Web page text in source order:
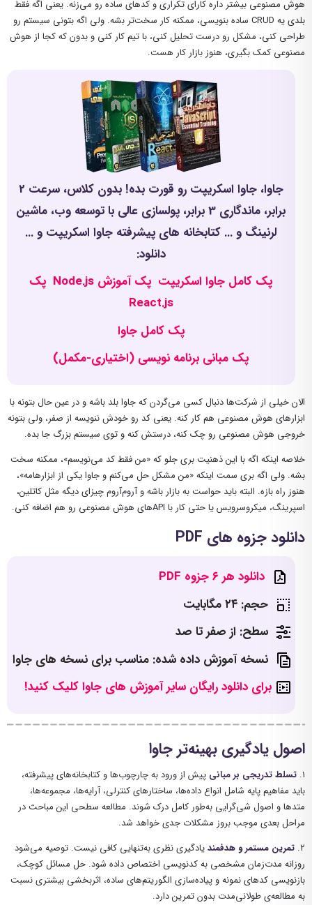
هوش مصنوعی بیشتر داره کارای تکراری و کدهای ساده رو می‌زنه. یعنی اگه فقط
بلدی یه CRUD ساده بنویسی، ممکنه کار سخت‌تر بشه. ولی اگه بتونی سیستم رو
طراحی کنی، مشکل رو درست تحلیل کنی، با تیم کار کنی و بدون که کجا از هوش
مصنوعی کمک بگیری، هنوز بازار کار هست.
جاوا، جاوا اسکریپت رو قورت بده! بدون کلاس، سرعت 2
برابر، ماندگاری 3 برابر، پولسازی عالی با توسعه وب، ماشین
لرنینگ و ... کتابخانه های پیشرفته جاوا اسکریپت و ...
دانلود:
پک کامل جاوا اسکریپت پک آموزش Node.js
پک
React.js
پک کامل جاوا
پک مبانی برنامه نویسی (اختیاری-مکمل)
الان خیلی از شرکت‌ها دنبال کسی می‌گردن که جاوا بلد باشه و در عین حال بتونه با
ابزارهای هوش مصنوعی هم کار کنه. یعنی کد رو خودش ننویسه از صفر، ولی بتونه
خروجی هوش مصنوعی رو چک کنه، درستش کنه و توی سیستم بزرگ جا بده.
خلاصه اینکه اگه با این ذهنیت بری جلو که «من فقط کد می‌نویسم»، ممکنه سخت
بشه. ولی اگه بری سمت اینکه «من مشکل حل می‌کنم و جاوا یکی از ابزارهامه»،
هنوز راه بازه. البته باید حواست به بازار باشه و آروم‌آروم چیزای دیگه مثل کاتلین،
اسپرینگ، میکروسرویس یا حتی کار با APIهای هوش مصنوعی رو هم اضافه کنی.
دانلود جزوه های PDF
دانلود هر ۶ جزوه PDF
حجم: ۲۴ مگابایت
سطح: از صفر تا صد
نسخه آموزش داده شده: مناسب برای نسخه های جاوا
برای دانلود رایگان سایر آموزش های جاوا کلیک کنید!
اصول یادگیری بهینه‌تر جاوا
۱. تسلط تدریجی بر مبانی پیش از ورود به چارچوب‌ها و کتابخانه‌های پیشرفته،
باید مفاهیم پایه شامل انواع داده‌ها، ساختارهای کنترلی، آرایه‌ها، مجموعه‌ها،
متدها و اصول شی‌گرایی به‌طور کامل درک شوند. مطالعه سطحی این مباحث در
مراحل بعدی موجب بروز مشکلات جدی خواهد شد.
۲. تمرین مستمر و هدفمندیادگیری نظری به‌تنهایی کافی نیست. توصیه می‌شود
روزانه مدت‌زمان مشخصی به کدنویسی اختصاص داده شود. حل مسائل کوچک،
بازنویسی کدهای نمونه و پیاده‌سازی الگوریتم‌های ساده، اثربخشی بیشتری نسبت
به مطالعه‌ی طولانی‌مدت بدون تمرین دارد.